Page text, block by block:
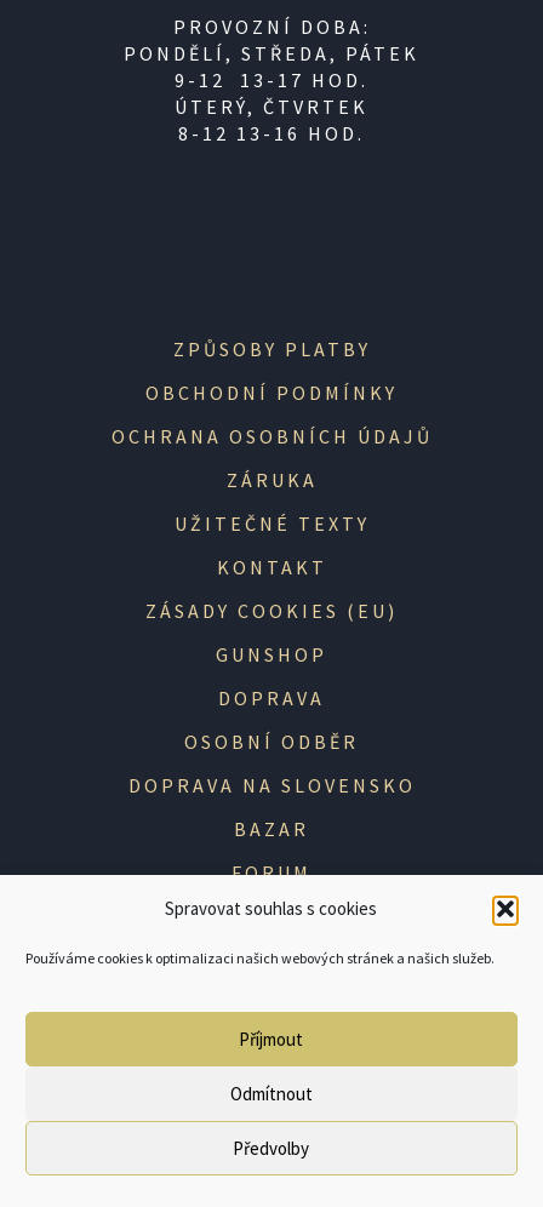
Spravovat souhlas s cookies
Používáme cookies k optimalizaci našich webových stránek a našich služeb.
Příjmout
Odmítnout
Předvolby
PROVOZNÍ DOBA:
PONDĚLÍ, STŘEDA, PÁTEK
9-12 13-17 HOD.
ÚTERÝ, ČTVRTEK
8-12 13-16 HOD.
ZPŮSOBY PLATBY
OBCHODNÍ PODMÍNKY
OCHRANA OSOBNÍCH ÚDAJŮ
ZÁRUKA
UŽITEČNÉ TEXTY
KONTAKT
ZÁSADY COOKIES (EU)
GUNSHOP
DOPRAVA
OSOBNÍ ODBĚR
DOPRAVA NA SLOVENSKO
BAZAR
FORUM
PŘIHLÁŠENÍ
REGISTRACE
REKLAMACE
JAK POSTUPOVAT PŘI REKLAMACI
REKLAMAČNÍ FORMULÁŘ
Products